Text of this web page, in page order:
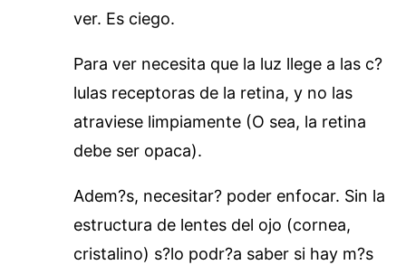
ver. Es ciego.
Para ver necesita que la luz llege a las c?
lulas receptoras de la retina, y no las
atraviese limpiamente (O sea, la retina
debe ser opaca).
Adem?s, necesitar? poder enfocar. Sin la
estructura de lentes del ojo (cornea,
cristalino) s?lo podr?a saber si hay m?s